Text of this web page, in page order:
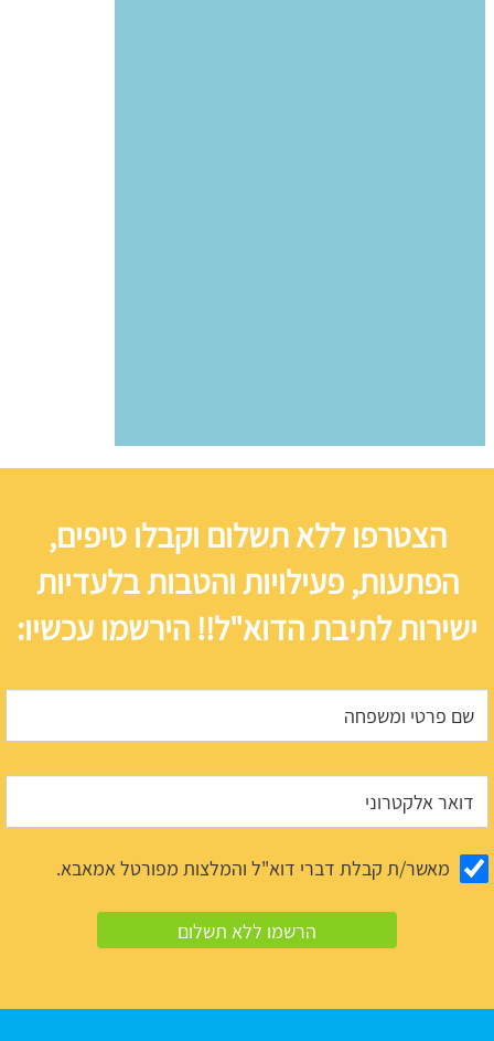
הצטרפו ללא תשלום וקבלו טיפים,
הפתעות, פעילויות והטבות בלעדיות
ישירות לתיבת הדוא"ל!! הירשמו עכשיו:
מאשר/ת קבלת דברי דוא"ל והמלצות מפורטל אמאבא.